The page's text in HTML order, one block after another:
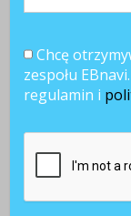
Chcę
zespołu
regulamin i